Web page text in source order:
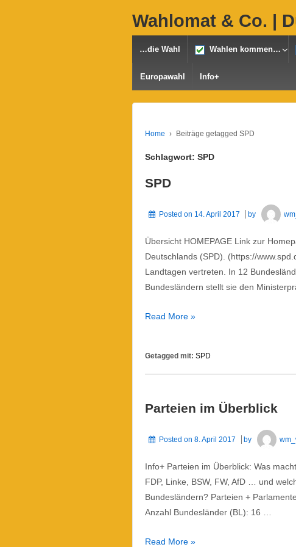
Wahlomat & Co. |
…die Wahl Wahlen kommen…
Europawahl Info+
Home › Beiträge getagged SPD
Schlagwort: SPD
SPD
Posted on 14. April 2017 by
Übersicht HOMEPAGE Link zur
Deutschlands (SPD). (https://
Landtagen vertreten. In 12
Bundesländern stellt sie den
SPD
Read More »
Getagged mit: SPD
Parteien im Überblick
Posted on 8. April 2017 by
Info+ Parteien im Überblick: Was
FDP, Linke, BSW, FW, AfD … und
Bundesländern? Parteien +
Anzahl Bundesländer (BL): 16 …
Parteien
Read More »